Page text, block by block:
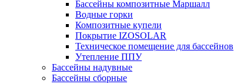
Бассейны композитные Маршалл
Водные горки
Композитные купели
Покрытие IZOSOLAR
Техническое помещение для бассейнов
Утепление ППУ
Бассейны надувные
Бассейны сборные